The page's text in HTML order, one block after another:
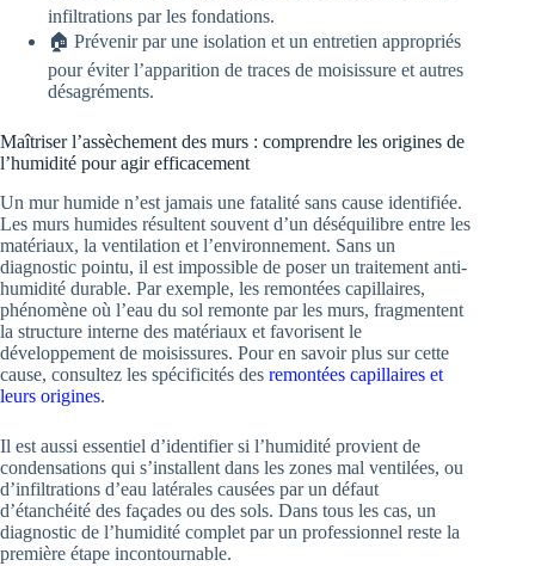
infiltrations par les fondations.
🏠 Prévenir par une isolation et un entretien appropriés
pour éviter l’apparition de traces de moisissure et autres
désagréments.
Maîtriser l’assèchement des murs : comprendre les origines de
l’humidité pour agir efficacement
Un mur humide n’est jamais une fatalité sans cause identifiée.
Les murs humides résultent souvent d’un déséquilibre entre les
matériaux, la ventilation et l’environnement. Sans un
diagnostic pointu, il est impossible de poser un traitement anti-
humidité durable. Par exemple, les remontées capillaires,
phénomène où l’eau du sol remonte par les murs, fragmentent
la structure interne des matériaux et favorisent le
développement de moisissures. Pour en savoir plus sur cette
cause, consultez les spécificités des remontées capillaires et
leurs origines.
Il est aussi essentiel d’identifier si l’humidité provient de
condensations qui s’installent dans les zones mal ventilées, ou
d’infiltrations d’eau latérales causées par un défaut
d’étanchéité des façades ou des sols. Dans tous les cas, un
diagnostic de l’humidité complet par un professionnel reste la
première étape incontournable.